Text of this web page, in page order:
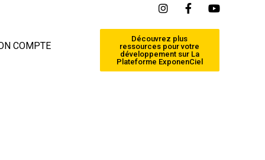
COMPTE
Découvrez plus
ressources pour votre
développement sur La
Plateforme ExponenCiel